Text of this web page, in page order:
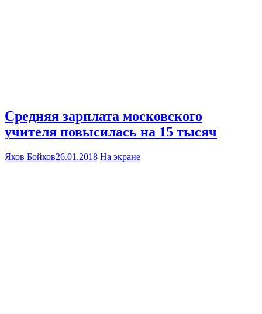
Средняя зарплата московского
учителя повысилась на 15 тысяч
Яков Бойков26.01.2018 На экране